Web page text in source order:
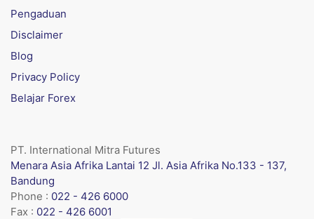
Pengaduan
Disclaimer
Blog
Privacy Policy
Belajar Forex
PT. International Mitra Futures
Menara Asia Afrika Lantai 12 Jl. Asia Afrika No.133 - 137,
Bandung
Phone : 022 - 426 6000
Fax : 022 - 426 6001